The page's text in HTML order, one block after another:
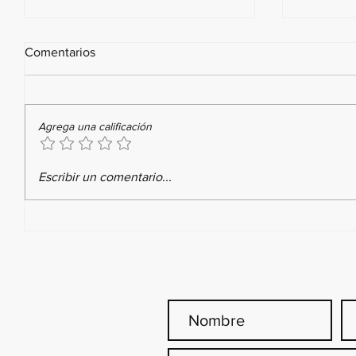
Reto Intensivo de Verano:
la Danza
tu
Comentarios
Agrega una calificación
Escribir un comentario...